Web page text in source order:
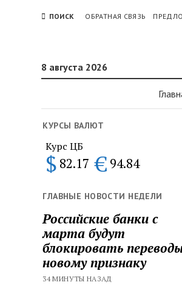
ПОИСК ОБРАТНАЯ СВЯЗЬ
8 августа 2026
КУРСЫ ВАЛЮТ
Курс ЦБ
$ 82.17 € 94.84
ГЛАВНЫЕ НОВОСТИ НЕДЕЛИ
Российские банки с
марта будут
блокировать
новому признаку
34 МИНУТЫ НАЗАД